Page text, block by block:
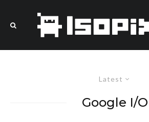
Latest
Google I/O